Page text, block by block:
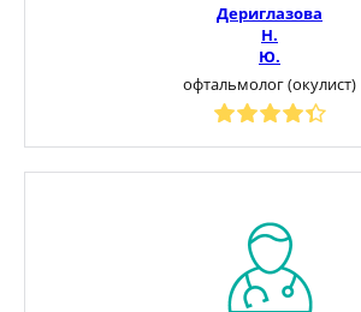
Дериглазова
Н.
Ю.
офтальмолог (окулист)